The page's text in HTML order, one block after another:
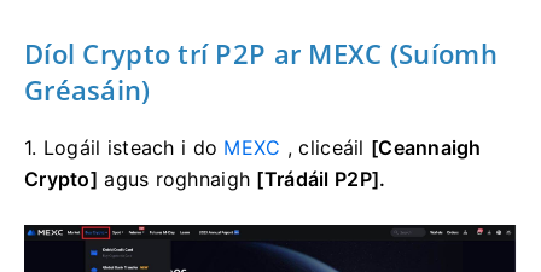
Díol Crypto trí P2P ar MEXC (Suíomh
Gréasáin)
1. Logáil isteach i do MEXC , cliceáil [Ceannaigh
Crypto] agus roghnaigh [Trádáil P2P].